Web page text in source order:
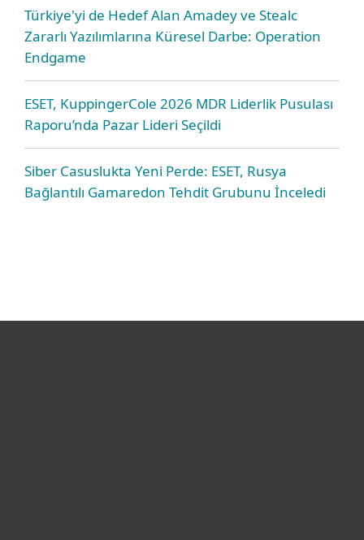
Türkiye'yi de Hedef Alan Amadey ve Stealc
Zararlı Yazılımlarına Küresel Darbe: Operation
Endgame
ESET, KuppingerCole 2026 MDR Liderlik Pusulası
Raporu’nda Pazar Lideri Seçildi
Siber Casuslukta Yeni Perde: ESET, Rusya
Bağlantılı Gamaredon Tehdit Grubunu İnceledi